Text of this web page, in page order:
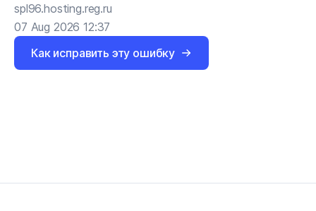
spl96.hosting.reg.ru
07 Aug 2026 12:37
Как исправить эту ошибку